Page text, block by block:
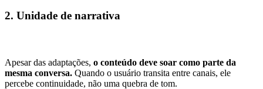
2. Unidade de narrativa
Apesar das adaptações, o conteúdo deve soar como parte da
mesma conversa. Quando o usuário transita entre canais, ele
percebe continuidade, não uma quebra de tom.